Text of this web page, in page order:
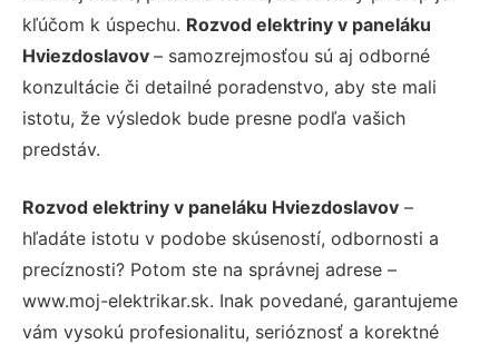
kľúčom k úspechu. Rozvod elektriny v paneláku
Hviezdoslavov – samozrejmosťou sú aj odborné
konzultácie či detailné poradenstvo, aby ste mali
istotu, že výsledok bude presne podľa vašich
predstáv.
Rozvod elektriny v paneláku Hviezdoslavov –
hľadáte istotu v podobe skúseností, odbornosti a
precíznosti? Potom ste na správnej adrese –
www.moj-elektrikar.sk. Inak povedané, garantujeme
vám vysokú profesionalitu, serióznosť a korektné